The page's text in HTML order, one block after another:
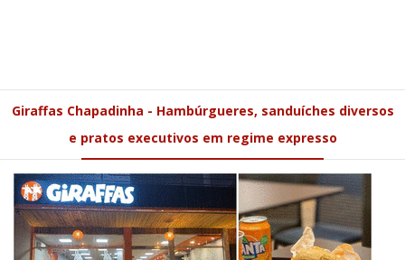
Giraffas Chapadinha - Hambúrgueres, sanduíches diversos
e pratos executivos em regime expresso